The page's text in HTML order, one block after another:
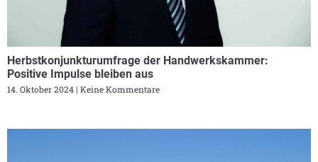
Herbstkonjunkturumfrage der Handwerkskammer:
Positive Impulse bleiben aus
14. Oktober 2024 Keine Kommentare